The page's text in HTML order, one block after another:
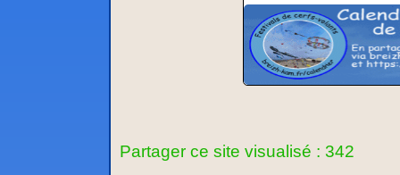
Partager ce site visualisé : 342